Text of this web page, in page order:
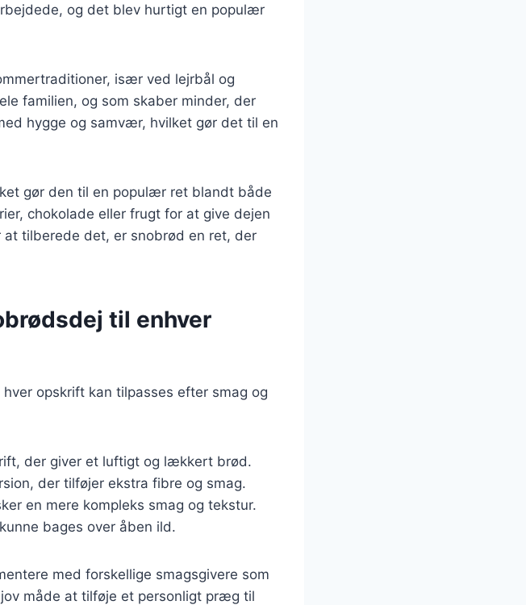
og det blev hurtigt en populær
især ved lejrbål og
familien, og som skaber minder, der
hygge og samvær, hvilket gør det til en
gør den til en populær ret blandt både
chokolade eller frugt for at give dejen
tilberede det, er snobrød en ret, der
til enhver
opskrift kan tilpasses efter smag og
der giver et luftigt og lækkert brød.
der tilføjer ekstra fibre og smag.
en mere kompleks smag og tekstur.
bages over åben ild.
med forskellige smagsgivere som
måde at tilføje et personligt præg til